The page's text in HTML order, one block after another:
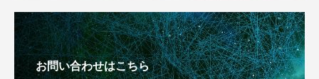
お問い合わせはこちら